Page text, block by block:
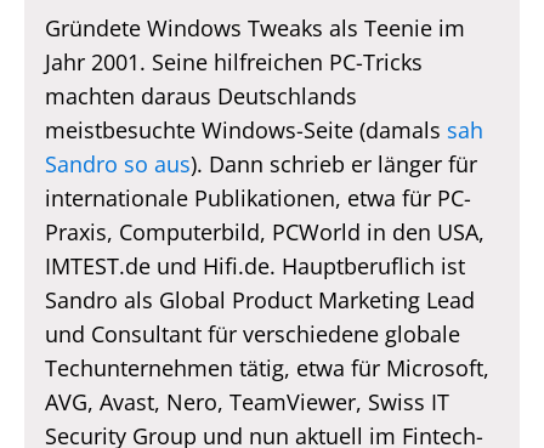
Gründete Windows Tweaks als Teenie im
Jahr 2001. Seine hilfreichen PC-Tricks
machten daraus Deutschlands
meistbesuchte Windows-Seite (damals sah
Sandro so aus). Dann schrieb er länger für
internationale Publikationen, etwa für PC-
Praxis, Computerbild, PCWorld in den USA,
IMTEST.de und Hifi.de. Hauptberuflich ist
Sandro als Global Product Marketing Lead
und Consultant für verschiedene globale
Techunternehmen tätig, etwa für Microsoft,
AVG, Avast, Nero, TeamViewer, Swiss IT
Security Group und nun aktuell im Fintech-